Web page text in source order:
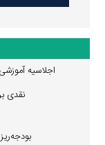
اجلاسیه
نقدی